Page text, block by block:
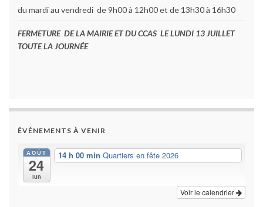
du mardi au vendredi de 9h00 à 12h00 et de 13h30 à 16h30
FERMETURE DE LA MAIRIE ET DU CCAS LE LUNDI 13 JUILLET
TOUTE LA JOURNÉE
ÉVÉNEMENTS À VENIR
AOÛT
24
lun
14 h 00 min Quartiers en fête 2026
Voir le calendrier